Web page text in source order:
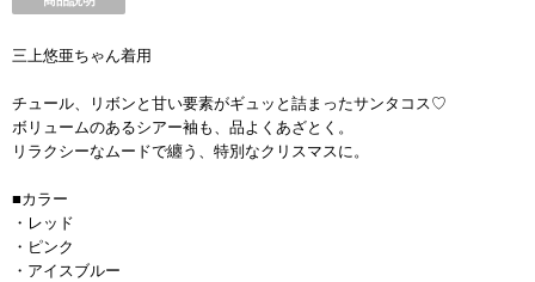
三上悠亜ちゃん着用
チュール、リボンと甘い要素がギュッと詰まったサンタコス♡
ボリュームのあるシアー袖も、品よくあざとく。
リラクシーなムードで纏う、特別なクリスマスに。
■カラー
・レッド
・ピンク
・アイスブルー